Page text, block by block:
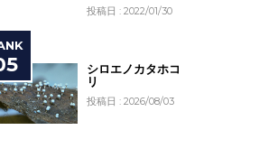
投稿日 : 2022/01/30
シロエノカタホコ
リ
投稿日 : 2026/08/03